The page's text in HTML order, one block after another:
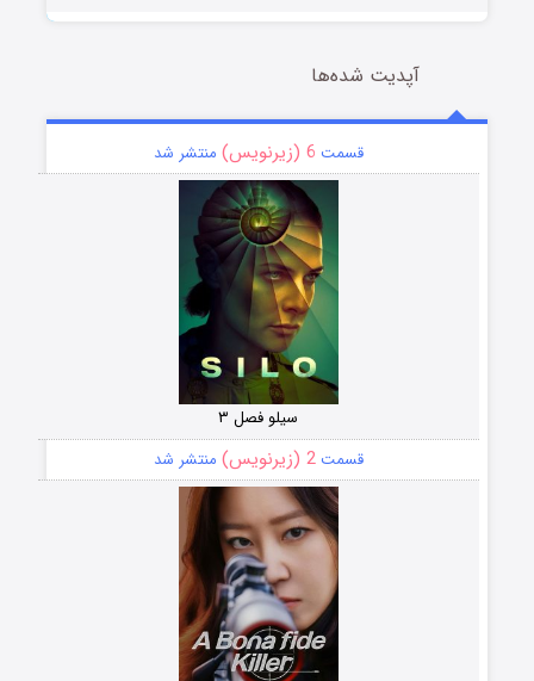
آپدیت شده‌ها
قسمت 6 (زیرنویس) منتشر شد
سیلو فصل ۳
قسمت2 (زیرنویس) منتشر شد